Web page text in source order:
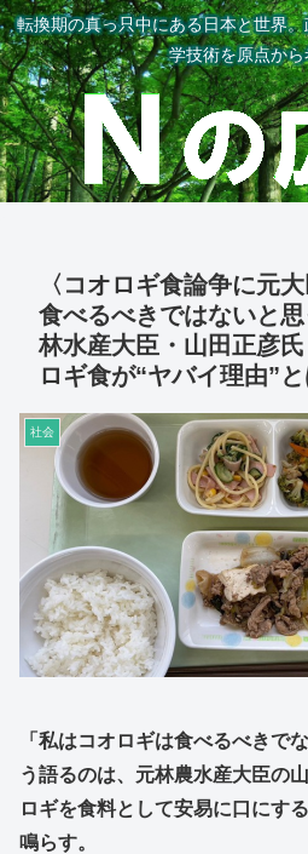
転換期の真っ只中にある日本と世界
学技術を原点か
〈コオロギ食論争に元
食べるべきではないと
林水産大臣・山田正彦
ロギ食が“ヤバイ理由”
社会
「私はコオロギは食べるべきで
う語るのは、元林農水産大臣の
ロギを食料として安易に口にす
鳴らす。